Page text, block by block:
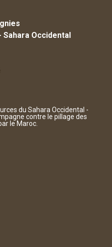
Occidental
du Sahara Occidental -
contre le pillage des
le Maroc.